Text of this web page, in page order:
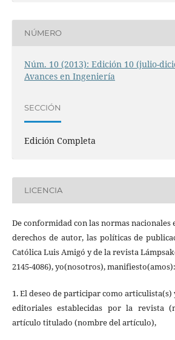
NÚMERO
Núm. 10 (2013): Edición 10 (julio-
Avances en Ingeniería
SECCIÓN
Edición Completa
LICENCIA
De conformidad con las normas nacionales
derechos de autor, las políticas de
Católica Luis Amigó y de la revista
2145-4086), yo(nosotros), manifiesto(amos):
1. El deseo de participar como articulista(s)
editoriales establecidas por la revista
artículo titulado (nombre del artículo),